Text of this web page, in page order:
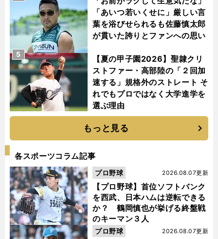
「あいつ若いくせに」厳しい言
葉を浴びせられるも佐藤慎太郎
が貫いた誇りとファンへの思い
【夏の甲子園2026】聖隷クリ
ストファー・高部陸の「２回加
速する」規格外のストレート そ
れでもプロではなく大学進学を
選ぶ理由
5
もっと見る
各スポーツコラム記事
【プロ野球】首位ソフトバンク
を西武、日本ハムは逆転できる
か？ 鶴岡慎也が挙げる終盤戦
のキーマン３人
2026.08.07更新
プロ野球
2026.08.07更新
プロ野球